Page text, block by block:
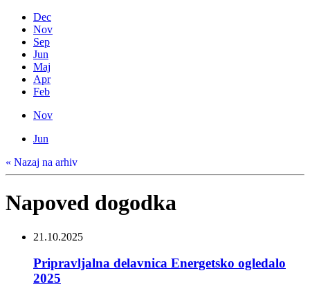
Dec
Nov
Sep
Jun
Maj
Apr
Feb
Nov
Jun
« Nazaj na arhiv
Napoved dogodka
21.10.2025
Pripravljalna delavnica Energetsko ogledalo
2025